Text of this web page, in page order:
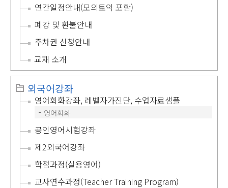
연간일정안내(모의토익 포함)
폐강 및 환불안내
주차권 신청안내
교재 소개
외국어강좌
영어회화강좌, 레벨자가진단, 수업자료샘플
영어회화
공인영어시험강좌
제2외국어강좌
학점과정(실용영어)
교사연수과정(Teacher Training Program)